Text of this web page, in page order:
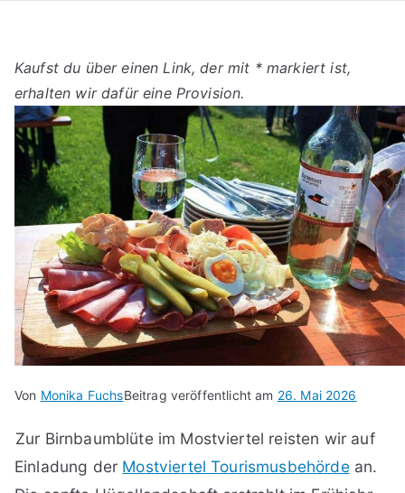
Kaufst du über einen Link, der mit * markiert ist,
erhalten wir dafür eine Provision.
Von Monika FuchsBeitrag veröffentlicht am 26. Mai 2026
Zur Birnbaumblüte im Mostviertel reisten wir auf
Einladung der Mostviertel Tourismusbehördean.